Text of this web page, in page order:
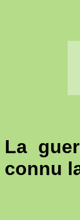
La
connu